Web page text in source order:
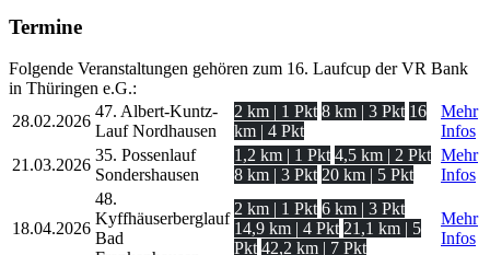
Termine
Folgende Veranstaltungen gehören zum 16. Laufcup der VR Bank
in Thüringen e.G.:
28.02.2026
47. Albert-Kuntz-
Lauf Nordhausen
2 km | 1 Pkt 8 km | 3 Pkt 16
km | 4 Pkt
Mehr
Infos
21.03.2026
35. Possenlauf
Sondershausen
1,2 km | 1 Pkt 4,5 km | 2 Pkt
8 km | 3 Pkt 20 km | 5 Pkt
Mehr
Infos
18.04.2026
48.
Kyffhäuserberglauf
Bad
2 km | 1 Pkt 6 km | 3 Pkt
14,9 km | 4 Pkt 21,1 km | 5
Pkt 42,2 km | 7 Pkt
Mehr
Infos